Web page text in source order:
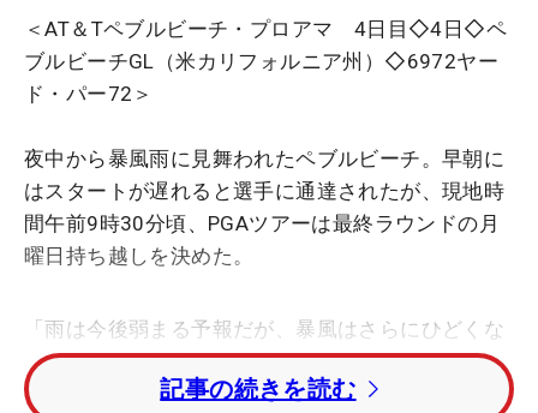
＜AT＆Tペブルビーチ・プロアマ 4日目◇4日◇ペ
ブルビーチGL（米カリフォルニア州）◇6972ヤー
ド・パー72＞
夜中から暴風雨に見舞われたペブルビーチ。早朝に
はスタートが遅れると選手に通達されたが、現地時
間午前9時30分頃、PGAツアーは最終ラウンドの月
曜日持ち越しを決めた。
「雨は今後弱まる予報だが、暴風はさらにひどくな
るため安全を考慮して、第4ラウンドの開催を月曜
に延期する。最終ラウンドは午前8時〜10時25分に
記事の続きを読む